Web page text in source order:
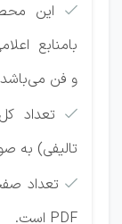

بامنابع
و فن
 تعداد
تالیفی) به
 تعداد
PDF است.